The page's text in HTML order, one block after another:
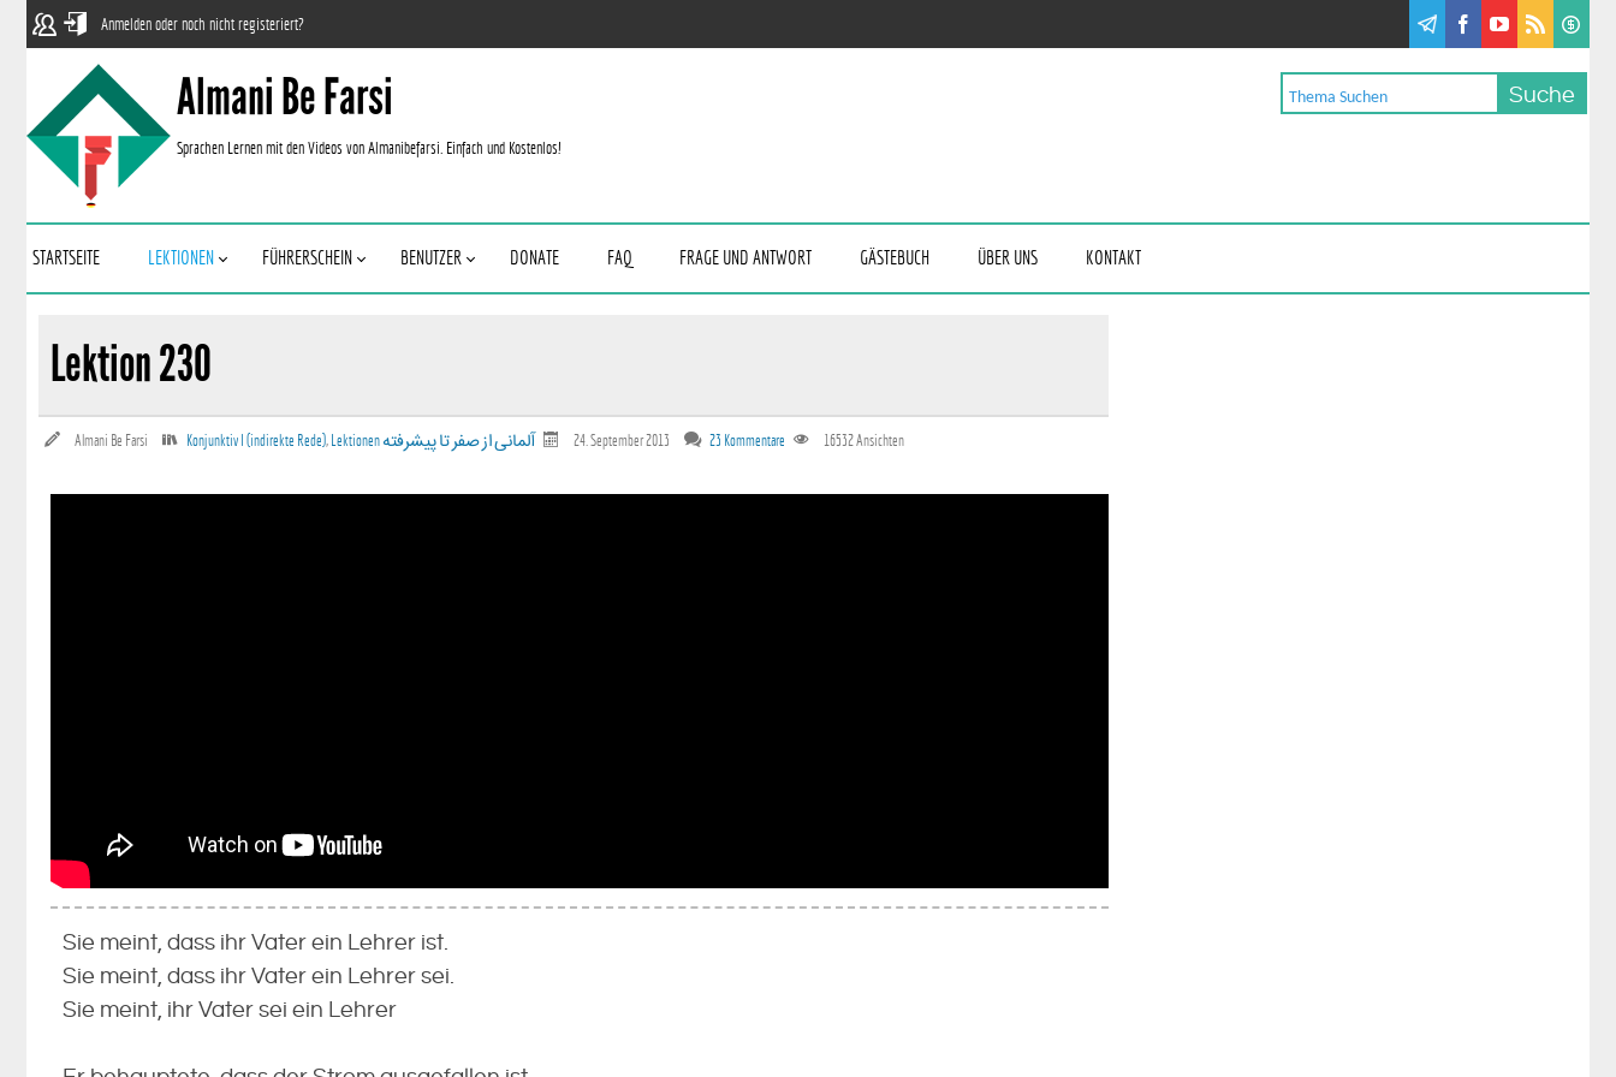
Anmelden oder noch nicht registeriert?
Almani Be Farsi
Sprachen Lernen mit den Videos von Almanibefarsi. Einfach und Kostenlos!
STARTSEITE LEKTIONEN FÜHRERSCHEIN BENUTZER DONATE FAQ FRAGE UND ANTWORT GÄSTEBUCH ÜBER UNS KONTAKT
Lektion 230
Almani Be Farsi Konjunktiv I (indirekte Rede), Lektionen آلمانی‌ از صفر تا پیشرفته 24. September 2013 23 Kommentare 16532Ansichten
Sie meint, dass ihr Vater ein Lehrer ist.
Sie meint, dass ihr Vater ein Lehrer sei.
Sie meint, ihr Vater sei ein Lehrer